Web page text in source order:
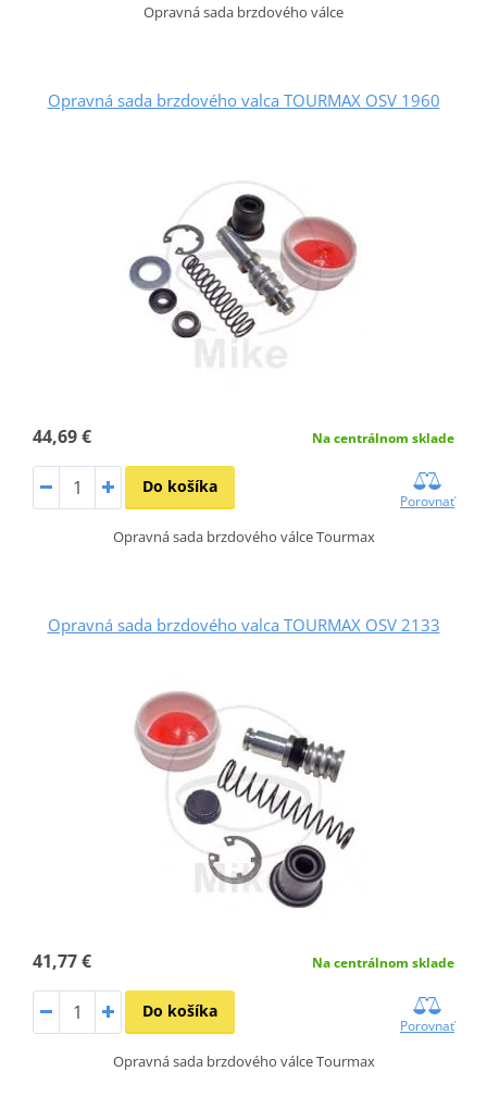
Opravná sada brzdového válce
Opravná sada brzdového valca TOURMAX OSV 1960
44,69 € Na centrálnom sklade
Do košíka
Porovnať
Opravná sada brzdového válce Tourmax
Opravná sada brzdového valca TOURMAX OSV 2133
41,77 € Na centrálnom sklade
Do košíka
Porovnať
Opravná sada brzdového válce Tourmax